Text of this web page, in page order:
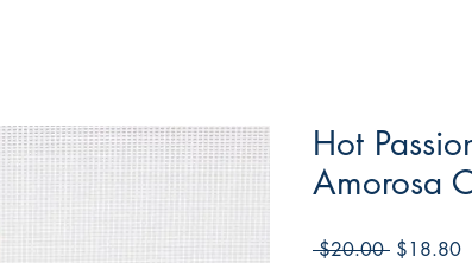
Hot
Amorosa
$20.00 Regular
$18.80